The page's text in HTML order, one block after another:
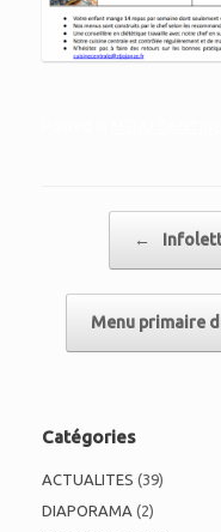
←
Menu primaire
Catégories
ACTUALITES (39)
DIAPORAMA (2)